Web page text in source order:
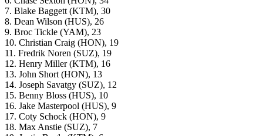
7. Blake Baggett (KTM), 30
8. Dean Wilson (HUS), 26
9. Broc Tickle (YAM), 23
10. Christian Craig (HON), 19
11. Fredrik Noren (SUZ), 19
12. Henry Miller (KTM), 16
13. John Short (HON), 13
14. Joseph Savatgy (SUZ), 12
15. Benny Bloss (HUS), 10
16. Jake Masterpool (HUS), 9
17. Coty Schock (HON), 9
18. Max Anstie (SUZ), 7